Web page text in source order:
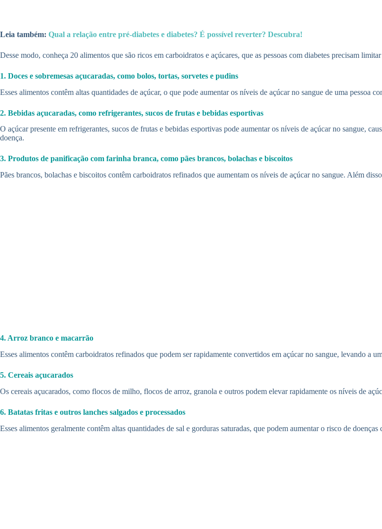
Leia também: Qual a relação entre pré-diabetes e diabetes? É possível reverter? Descubra!
Desse modo, conheça 20 alimentos que são ricos em carboidratos e açúcares, que as pessoas com diabetes precisam
1. Doces e sobremesas açucaradas, como bolos, tortas, sorvetes e pudins
Esses alimentos contêm altas quantidades de açúcar, o que pode aumentar os níveis de açúcar no sangue de uma pessoa
2. Bebidas açucaradas, como refrigerantes, sucos de frutas e bebidas esportivas
O açúcar presente em refrigerantes, sucos de frutas e bebidas esportivas pode aumentar os níveis de açúcar no sangue,
doença.
3. Produtos de panificação com farinha branca, como pães brancos, bolachas e biscoitos
Pães brancos, bolachas e biscoitos contêm carboidratos refinados que aumentam os níveis de açúcar no sangue. Além
4. Arroz branco e macarrão
Esses alimentos contêm carboidratos refinados que podem ser rapidamente convertidos em açúcar no sangue, levando a
5. Cereais açucarados
Os cereais açucarados, como flocos de milho, flocos de arroz, granola e outros podem elevar rapidamente os níveis de
6. Batatas fritas e outros lanches salgados e processados
Esses alimentos geralmente contêm altas quantidades de sal e gorduras saturadas, que podem aumentar o risco de